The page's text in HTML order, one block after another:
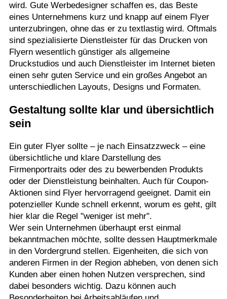
wird. Gute Werbedesigner schaffen es, das Beste
eines Unternehmens kurz und knapp auf einem Flyer
unterzubringen, ohne das er zu textlastig wird. Oftmals
sind spezialisierte Dienstleister für das Drucken von
Flyern wesentlich günstiger als allgemeine
Druckstudios und auch Dienstleister im Internet bieten
einen sehr guten Service und ein großes Angebot an
unterschiedlichen Layouts, Designs und Formaten.
Gestaltung sollte klar und übersichtlich
sein
Ein guter Flyer sollte – je nach Einsatzzweck – eine
übersichtliche und klare Darstellung des
Firmenportraits oder des zu bewerbenden Produkts
oder der Dienstleistung beinhalten. Auch für Coupon-
Aktionen sind Flyer hervorragend geeignet. Damit ein
potenzieller Kunde schnell erkennt, worum es geht, gilt
hier klar die Regel "weniger ist mehr".
Wer sein Unternehmen überhaupt erst einmal
bekanntmachen möchte, sollte dessen Hauptmerkmale
in den Vordergrund stellen. Eigenheiten, die sich von
anderen Firmen in der Region abheben, von denen sich
Kunden aber einen hohen Nutzen versprechen, sind
dabei besonders wichtig. Dazu können auch